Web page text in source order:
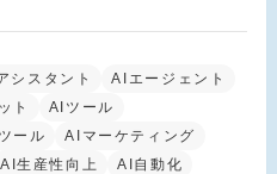
シスタント
AIエージェント
ト
AIツール
ール
AIマーケティング
AI生産性向上
AI自動化